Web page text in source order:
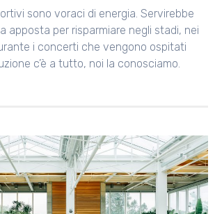
sono voraci di energia. Servirebbe
apposta per risparmiare negli stadi, nei
i concerti che vengono ospitati
c’è a tutto, noi la conosciamo.